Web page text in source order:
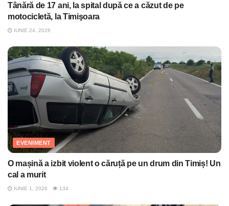
Tânără de 17 ani, la spital după ce a căzut de pe
motocicletă, la Timişoara
IUNIE 24, 2026
EVENIMENT
O mașină a izbit violent o căruță pe un drum din Timiș! Un
cal a murit
IUNIE 1, 2026 134